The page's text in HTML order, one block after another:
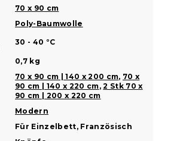
70 x 90 cm
Poly-Baumwolle
30 - 40 °C
0,7 kg
70 x 90 cm | 140 x 200 cm, 70 x
90 cm | 140 x 220 cm,2 Stk 70 x
90 cm | 200 x 220 cm
Modern
Für Einzelbett, Französisch